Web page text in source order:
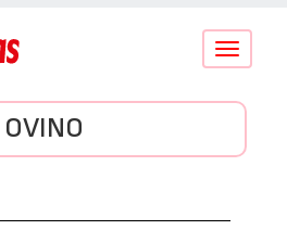
Conmutar
OVINO